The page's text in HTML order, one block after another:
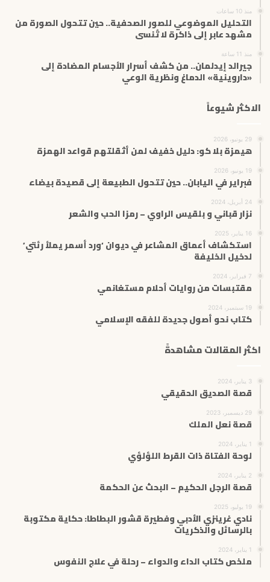
منذ 10 ساعات
التحليل الموضوعي للصور الصحفية.. حين تتحول الصورة من
مشهد عابر إلى ذاكرة لا تُنسى
منذ 11 ساعة
جيرالد إيدلمان.. من كشف أسرار الأجسام المضادة إلى
«داروينية» الدماغ ونظرية الوعي
الاكثر شيوعاً
29 يونيو، 2026
هيمزة بلا كو: دليل خفيف لمن أثقلتهم قواعد الهمزة
19 يونيو، 2026
فبراير في اليابان.. حين تتحول الطبيعة إلى قصيدة بيضاء
24 أبريل، 2024
نزار قباني و بلقيس الراوي – رمزا الحب والشعر
16 يناير، 2025
استكشاف أعماق المشاعر في ديوان ‘ورد أسمر يملأ رئتي’
لدخيل الخليفة
7 فبراير، 2024
مقتبسات من روايات أحلام مستغانمي
19 سبتمبر، 2024
كتاب نحو أصول جديدة للفقه الإسلامي
اكثر المقالات مشاهدةً
3 يناير، 2024
قصة الصديق الحقيقي
29 ديسمبر، 2023
قصة نعل الملك
1 يناير، 2024
لوحة الفتاة ذات القرط اللؤلؤي
2 يناير، 2024
قصة الرجل الحكيم – البحث عن الحكمة
19 يوليو، 2025
نادي غرينزي الأدبي وفطيرة قشور البطاطا: حكاية مكتوبة
بالرسائل والذكريات
1 يناير، 2024
ملخص كتاب الداء والدواء – رحلة في علاج النفوس